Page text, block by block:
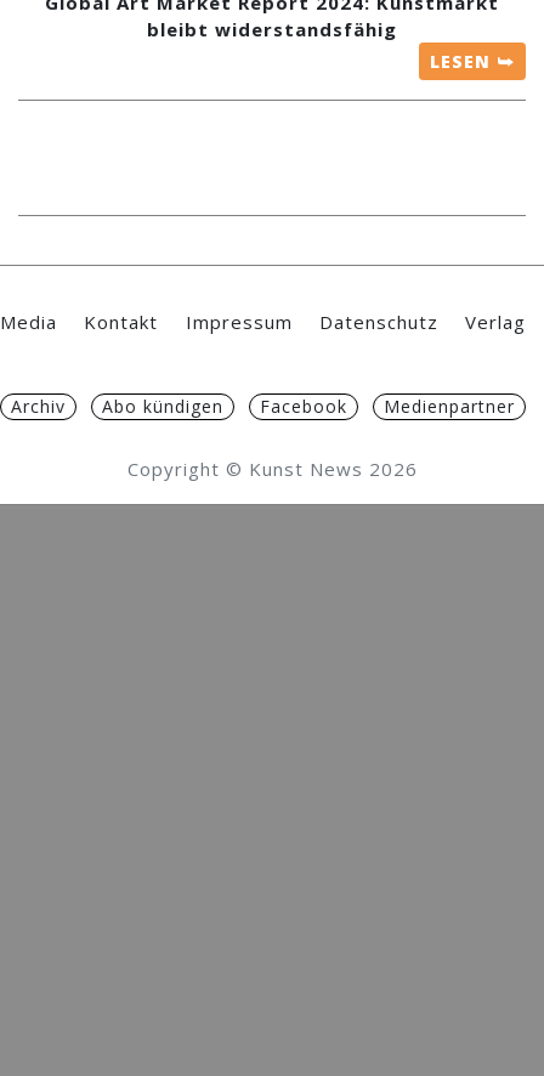
bleibt widerstandsfähig
LESEN ⮩
Media Kontakt Impressum Datenschutz Verlag
Archiv Abo kündigen Facebook Medienpartner
Copyright © Kunst News 2026